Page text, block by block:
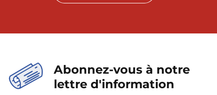
Abonnez-vous à notre
lettre d'information